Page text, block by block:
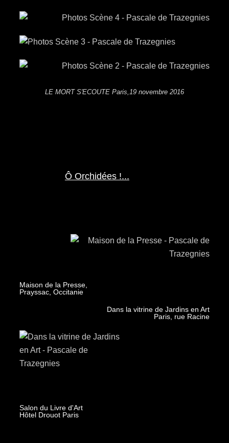
LE MORT S'ECOUTE Paris,19 novembre 2016
Ô Orchidées !...
Maison de la Presse,
Prayssac, Occitanie
Dans la vitrine de Jardins en Art
Paris, rue Racine
Salon du Livre d'Art
Hôtel Drouot Paris